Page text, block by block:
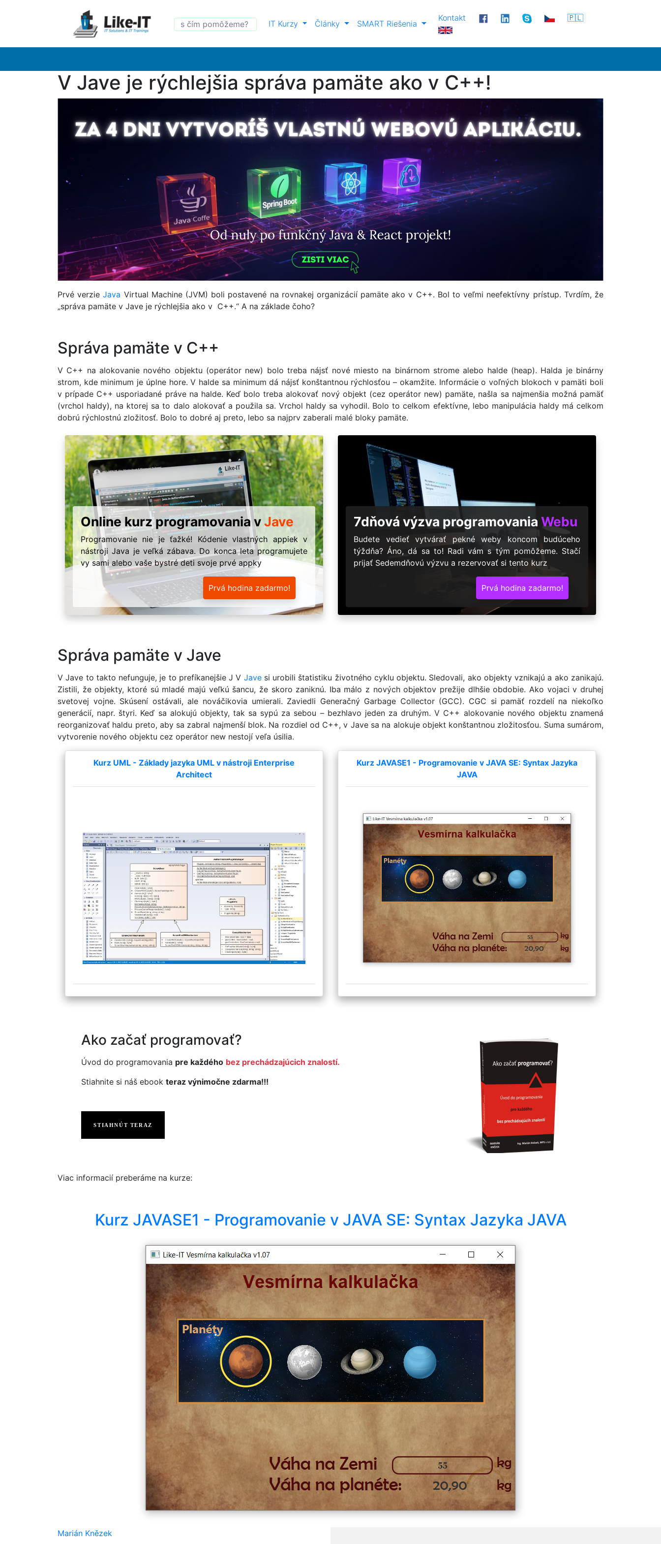
IT Kurzy Články SMART Riešenia
Kontakt 🇵🇱
V Jave je rýchlejšia správa pamäte ako v C++!
Prvé verzieJava Virtual Machine (JVM) boli postavené na rovnakej organizácií pamäte ako v C++. Bol to veľmi neefektívny prístup. Tvrdím, že
„správa pamäte v Jave je rýchlejšia ako v C++.“ A na základe čoho?
Správa pamäte v C++
V C++ na alokovanie nového objektu (operátor new) bolo treba nájsť nové miesto na binárnom strome alebo halde (heap). Halda je binárny
strom, kde minimum je úplne hore. V halde sa minimum dá nájsť konštantnou rýchlosťou – okamžite. Informácie o voľných blokoch v pamäti boli
v prípade C++ usporiadané práve na halde. Keď bolo treba alokovať nový objekt (cez operátor new) pamäte, našla sa najmenšia možná pamäť
(vrchol haldy), na ktorej sa to dalo alokovať a použila sa. Vrchol haldy sa vyhodil. Bolo to celkom efektívne, lebo manipulácia haldy má celkom
dobrú rýchlostnú zložitosť. Bolo to dobré aj preto, lebo sa najprv zaberali malé bloky pamäte.
Online kurz programovania vJave
Programovanie nie je ťažké! Kódenie vlastných appiek v
nástroji Java je veľká zábava. Do konca leta programujete
vy sami alebo vaše bystré deti svoje prvé appky
Prvá hodina zadarmo!
7dňová výzva programovania Webu
Budete vedieť vytvárať pekné weby koncom budúceho
týždňa? Áno, dá sa to! Radi vám s tým pomôžeme. Stačí
prijať Sedemdňovú výzvu a rezervovať si tento kurz
Prvá hodina zadarmo!
Správa pamäte v Jave
V Jave to takto nefunguje, je to prefíkanejšie J V Javesi urobili štatistiku životného cyklu objektu. Sledovali, ako objekty vznikajú a ako zanikajú.
Zistili, že objekty, ktoré sú mladé majú veľkú šancu, že skoro zaniknú. Iba málo z nových objektov prežije dlhšie obdobie. Ako vojaci v druhej
svetovej vojne. Skúsení ostávali, ale nováčikovia umierali. Zaviedli Generačný Garbage Collector (GCC). CGC si pamäť rozdelí na niekoľko
generácií, napr. štyri. Keď sa alokujú objekty, tak sa sypú za sebou – bezhlavo jeden za druhým. V C++ alokovanie nového objektu znamená
reorganizovať haldu preto, aby sa zabral najmenší blok. Na rozdiel od C++, v Jave sa na alokuje objekt konštantnou zložitosťou. Suma sumárom,
vytvorenie nového objektu cez operátor new nestojí veľa úsilia.
Kurz UML - Základy jazyka UML v nástroji Enterprise
Architect
Kurz JAVASE1 - Programovanie v JAVA SE: Syntax Jazyka
JAVA
Ako začať programovať?
Úvod do programovania pre každého bez prechádzajúcich znalostí.
Stiahnite si náš ebook teraz výnimočne zdarma!!!
STIAHNÚT TERAZ
Viac informacií preberáme na kurze:
Kurz JAVASE1 - Programovanie v JAVA SE: Syntax Jazyka JAVA
Marián Knězek